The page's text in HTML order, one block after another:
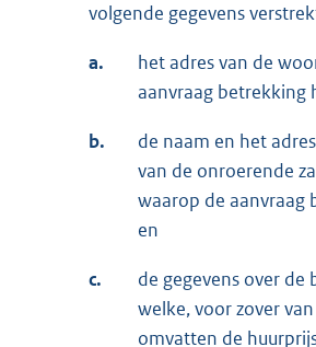
volgende gegevens
a.
het adres van de
aanvraag betrekking
b.
de naam en het
van de onroerende
waarop de aanvraag
en
c.
de gegevens over de
welke, voor zover
omvatten de